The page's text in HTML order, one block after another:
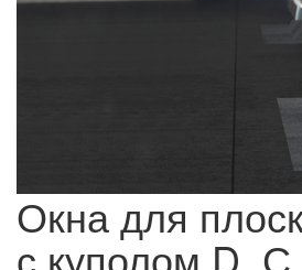
Окна для
с куполом D_С